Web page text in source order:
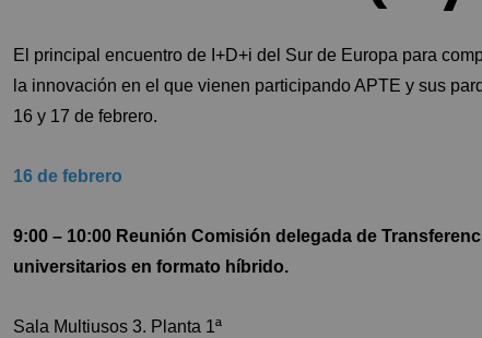
El principal encuentro de I+D+i del Sur de Europa para
la innovación en el que vienen participando APTE y sus
16 y 17 de febrero.
16 de febrero
9:00 – 10:00 Reunión Comisión delegada de
universitarios en formato híbrido.
Sala Multiusos 3. Planta 1ª